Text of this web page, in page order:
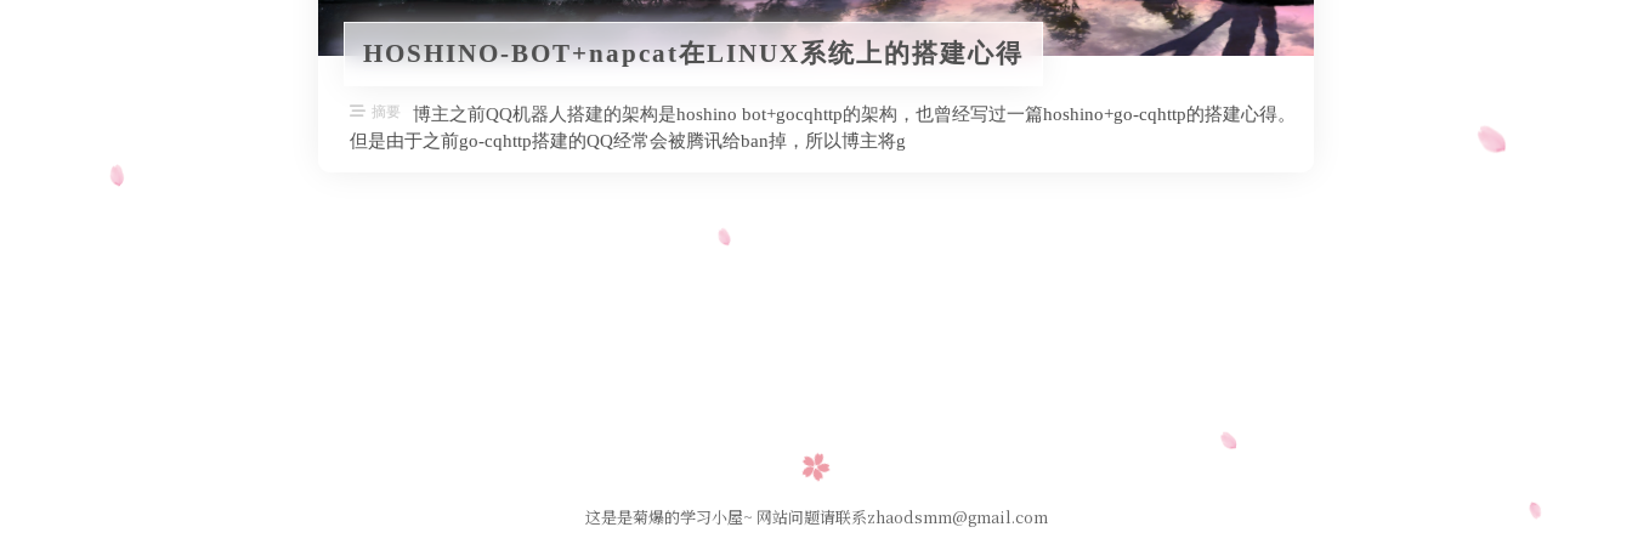
HOSHINO-BOT+napcat在LINUX系统上的搭建心得
摘要
博主之前QQ机器人搭建的架构是hoshino bot+gocqhttp的架构，也曾经写过一篇hoshino+go-cqhttp的搭建心得。
但是由于之前go-cqhttp搭建的QQ经常会被腾讯给ban掉，所以博主将g
这是是菊爆的学习小屋~ 网站问题请联系zhaodsmm@gmail.com